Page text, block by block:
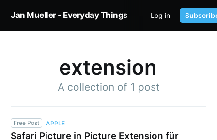
Jan Mueller - Everyday Things HOME TWITTER
Log in
extension
A collection of 1 post
Free Post APPLE
Safari Picture in Picture Extension für